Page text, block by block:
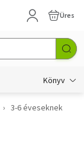
Üres
Könyv
3-6 éveseknek